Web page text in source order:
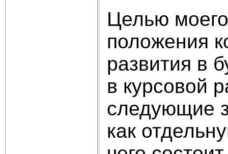
Целью
положения
развития в
в курсовой
следующие
как